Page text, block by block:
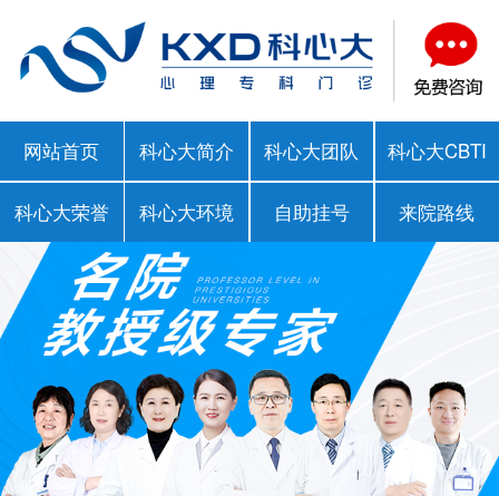
网站首页 科心大简介 科心大团队 科心大CBTI
科心大荣誉 科心大环境 自助挂号 来院路线